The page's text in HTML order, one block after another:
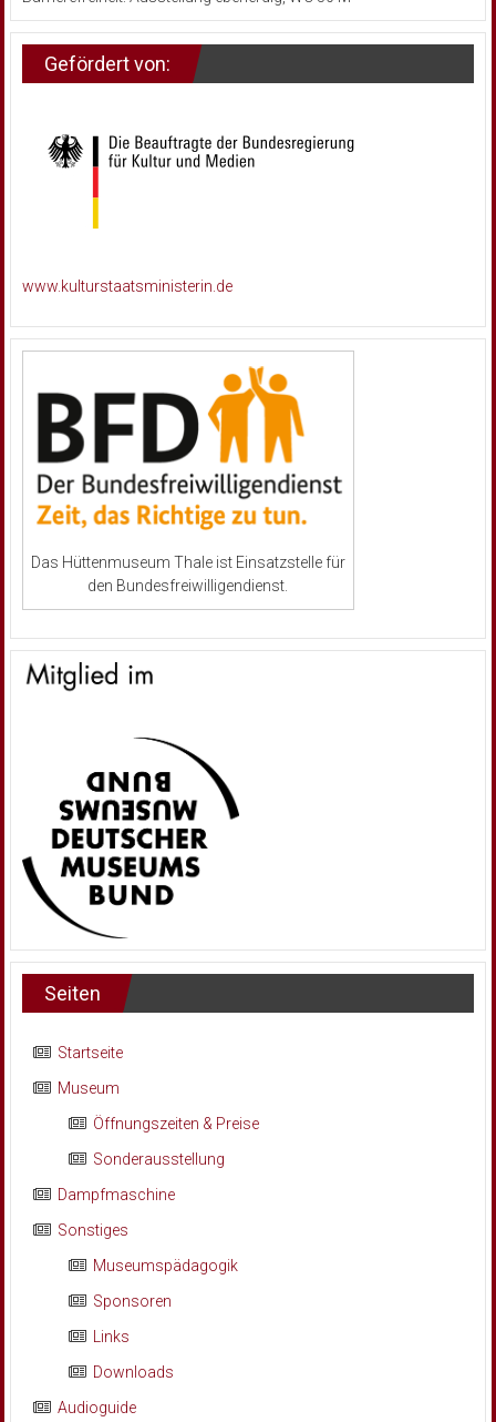
Gefördert von:
www.kulturstaatsministerin.de
Das Hüttenmuseum Thale ist Einsatzstelle für
den Bundesfreiwilligendienst.
Seiten
Startseite
Museum
Öffnungszeiten & Preise
Sonderausstellung
Dampfmaschine
Sonstiges
Museumspädagogik
Sponsoren
Links
Downloads
Audioguide